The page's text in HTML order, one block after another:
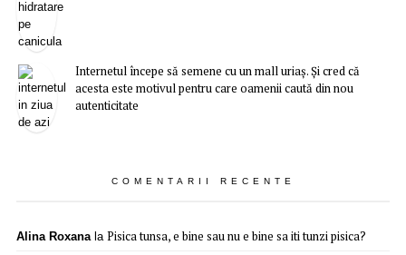
Internetul începe să semene cu un mall uriaș. Și cred că
acesta este motivul pentru care oamenii caută din nou
autenticitate
COMENTARII RECENTE
Alina Roxanala Pisica tunsa, e bine sau nu e bine sa iti tunzi pisica?